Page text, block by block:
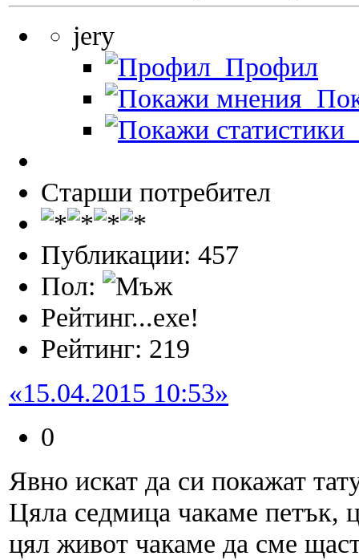
jery
Профил
Старши потребител
Публикации: 457
Пол:
Рейтинг...ехе!
Рейтинг: 219
«15.04.2015 10:53»
0
Явно искат да си покажат
Цяла седмица чакаме петък,
цял живот чакаме да сме